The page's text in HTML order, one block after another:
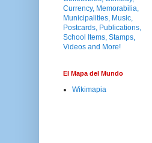
El Mapa del Mundo
Wikimapia